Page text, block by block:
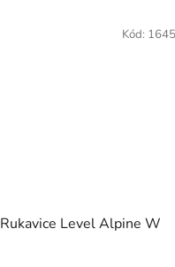
Rukavice Level Alpine W
Kód: